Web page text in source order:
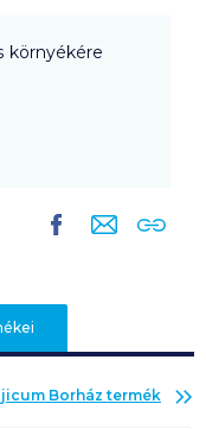
környékére
Borház termék